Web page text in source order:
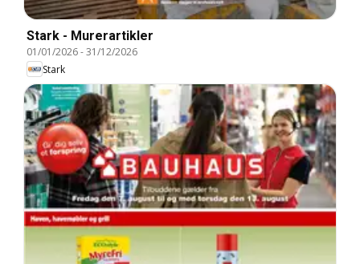
Stark - Murerartikler
01/01/2026-31/12/2026
Stark